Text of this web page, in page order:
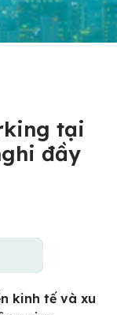
tại
đầy
kinh tế và xu